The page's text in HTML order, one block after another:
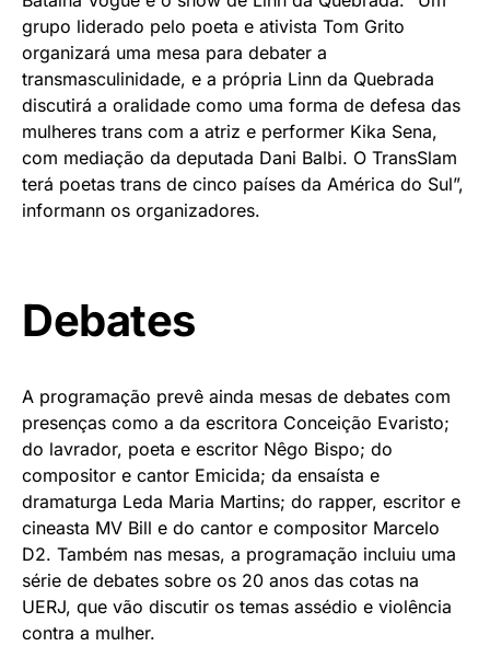
grupo liderado pelo poeta e ativista Tom Grito
organizará uma mesa para debater a
transmasculinidade, e a própria Linn da Quebrada
discutirá a oralidade como uma forma de defesa das
mulheres trans com a atriz e performer Kika Sena,
com mediação da deputada Dani Balbi. O TransSlam
terá poetas trans de cinco países da América do Sul”,
informann os organizadores.
Debates
A programação prevê ainda mesas de debates com
presenças como a da escritora Conceição Evaristo;
do lavrador, poeta e escritor Nêgo Bispo; do
compositor e cantor Emicida; da ensaísta e
dramaturga Leda Maria Martins; do rapper, escritor e
cineasta MV Bill e do cantor e compositor Marcelo
D2. Também nas mesas, a programação incluiu uma
série de debates sobre os 20 anos das cotas na
UERJ, que vão discutir os temas assédio e violência
contra a mulher.